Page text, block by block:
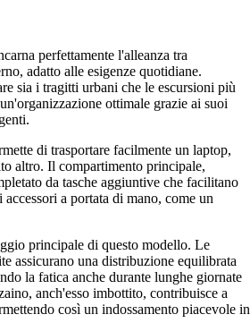
perfettamente l'alleanza tra
adatto alle esigenze quotidiane.
sia i tragitti urbani che le escursioni più
ottimale grazie ai suoi
di trasportare facilmente un laptop,
altro. Il compartimento principale,
da tasche aggiuntive che facilitano
a portata di mano, come un
principale di questo modello. Le
assicurano una distribuzione equilibrata
la fatica anche durante lunghe giornate
anch'esso imbottito, contribuisce a
così un indossamento piacevole in